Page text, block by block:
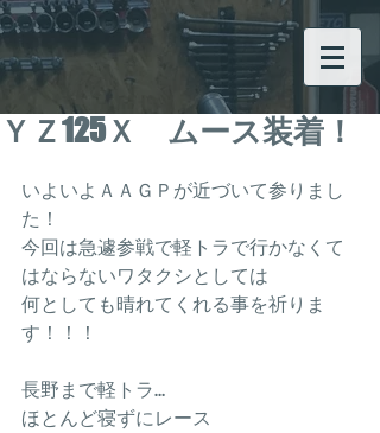
ＹＺ125Ｘ ムース装着！
いよいよＡＡＧＰが近づいて参りまし
た！
今回は急遽参戦で軽トラで行かなくて
はならないワタクシとしては
何としても晴れてくれる事を祈りま
す！！！
長野まで軽トラ…
ほとんど寝ずにレース